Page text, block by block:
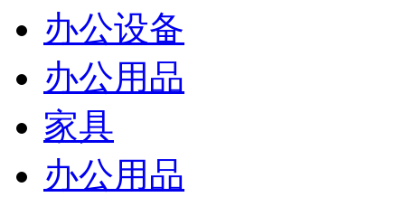
办公设备
办公用品
家具
办公用品